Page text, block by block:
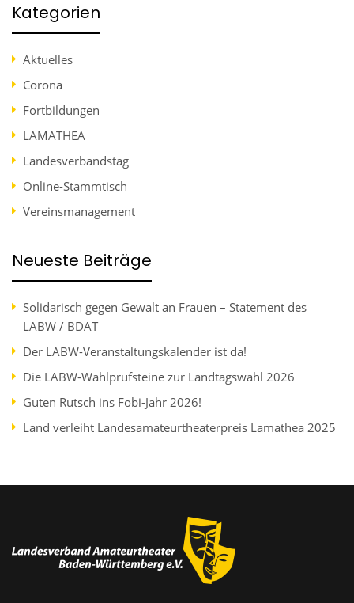
Kategorien
Aktuelles
Corona
Fortbildungen
LAMATHEA
Landesverbandstag
Online-Stammtisch
Vereinsmanagement
Neueste Beiträge
Solidarisch gegen Gewalt an Frauen – Statement des
LABW / BDAT
Der LABW-Veranstaltungskalender ist da!
Die LABW-Wahlprüfsteine zur Landtagswahl 2026
Guten Rutsch ins Fobi-Jahr 2026!
Land verleiht Landesamateurtheaterpreis Lamathea 2025